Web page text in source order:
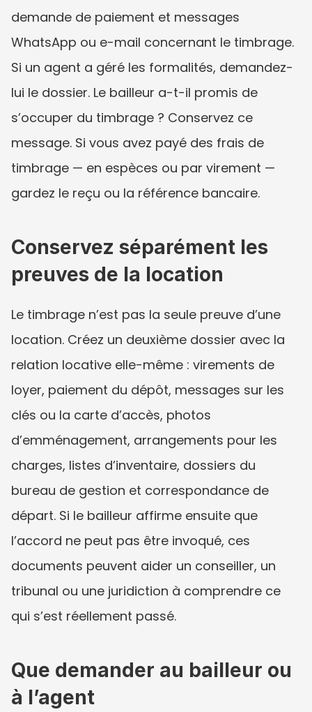
demande de paiement et messages
WhatsApp ou e-mail concernant le timbrage.
Si un agent a géré les formalités, demandez-
lui le dossier. Le bailleur a-t-il promis de
s’occuper du timbrage ? Conservez ce
message. Si vous avez payé des frais de
timbrage — en espèces ou par virement —
gardez le reçu ou la référence bancaire.
Conservez séparément les
preuves de la location
Le timbrage n’est pas la seule preuve d’une
location. Créez un deuxième dossier avec la
relation locative elle-même : virements de
loyer, paiement du dépôt, messages sur les
clés ou la carte d’accès, photos
d’emménagement, arrangements pour les
charges, listes d’inventaire, dossiers du
bureau de gestion et correspondance de
départ. Si le bailleur affirme ensuite que
l’accord ne peut pas être invoqué, ces
documents peuvent aider un conseiller, un
tribunal ou une juridiction à comprendre ce
qui s’est réellement passé.
Que demander au bailleur ou
à l’agent